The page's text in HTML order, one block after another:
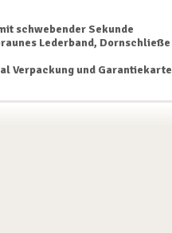
schwebender Sekunde
Lederband, Dornschließe
Verpackung und Garantiekarte